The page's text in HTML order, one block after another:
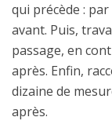
qui précède :
avant. Puis,
passage, en
après. Enfin,
dizaine de
après.